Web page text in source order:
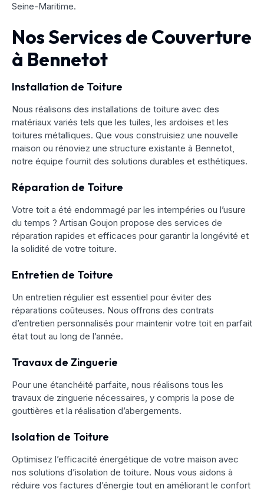
Seine-Maritime.
Nos Services de Couverture
à Bennetot
Installation de Toiture
Nous réalisons des installations de toiture avec des
matériaux variés tels que les tuiles, les ardoises et les
toitures métalliques. Que vous construisiez une nouvelle
maison ou rénoviez une structure existante à Bennetot,
notre équipe fournit des solutions durables et esthétiques.
Réparation de Toiture
Votre toit a été endommagé par les intempéries ou l’usure
du temps ? Artisan Goujon propose des services de
réparation rapides et efficaces pour garantir la longévité et
la solidité de votre toiture.
Entretien de Toiture
Un entretien régulier est essentiel pour éviter des
réparations coûteuses. Nous offrons des contrats
d’entretien personnalisés pour maintenir votre toit en parfait
état tout au long de l’année.
Travaux de Zinguerie
Pour une étanchéité parfaite, nous réalisons tous les
travaux de zinguerie nécessaires, y compris la pose de
gouttières et la réalisation d’abergements.
Isolation de Toiture
Optimisez l’efficacité énergétique de votre maison avec
nos solutions d’isolation de toiture. Nous vous aidons à
réduire vos factures d’énergie tout en améliorant le confort